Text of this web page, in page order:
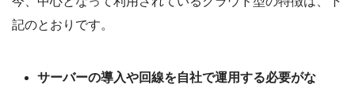
記のとおりです。
サーバーの導入や回線を自社で運用する必要がな